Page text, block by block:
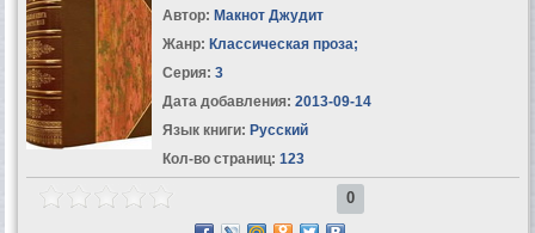
Автор: Макнот Джудит
Жанр: Классическая проза;
Серия: 3
Дата добавления: 2013-09-14
Язык книги: Русский
Кол-во страниц: 123
0